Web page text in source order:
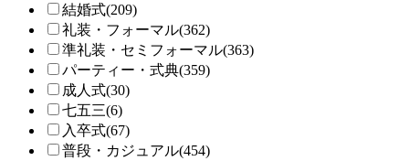
結婚式(209)
礼装・フォーマル(362)
準礼装・セミフォーマル(363)
パーティー・式典(359)
成人式(30)
七五三(6)
入卒式(67)
普段・カジュアル(454)